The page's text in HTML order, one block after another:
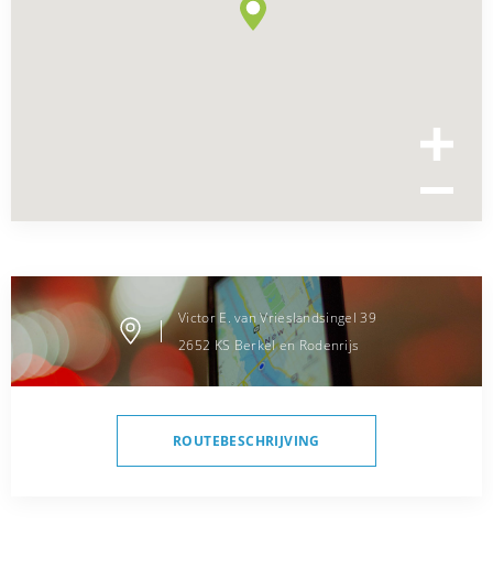
Victor E. van Vrieslandsingel 39
2652 KS Berkel en Rodenrijs
ROUTEBESCHRIJVING